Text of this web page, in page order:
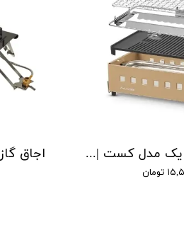
اجاق گاز نیچرهایک مدل کست | multi functional cassette stove
تومان